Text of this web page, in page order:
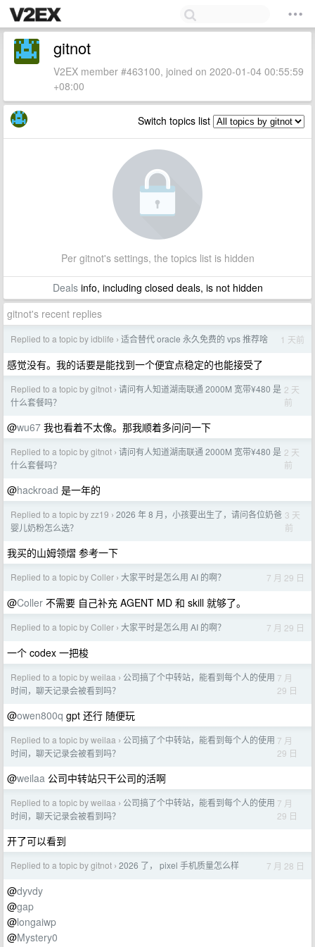
gitnot
V2EX member #463100, joined on 2020-01-04 00:55:59
+08:00
Switch topics list
Per gitnot's settings, the topics list is hidden
Dealsinfo, including closed deals, is not hidden
gitnot's recent replies
Replied to a topic by idblife › 适合替代 oracle 永久免费的 vps 推荐啥 1 天前
感觉没有。我的话要是能找到一个便宜点稳定的也能接受了
Replied to a topic by gitnot › 请问有人知道湖南联通 2000M 宽带¥480 是
什么套餐吗？
2 天
前
@wu67 我也看着不太像。那我顺着多问问一下
Replied to a topic by gitnot › 请问有人知道湖南联通 2000M 宽带¥480 是
什么套餐吗？
2 天
前
@hackroad 是一年的
Replied to a topic by zz19 › 2026 年 8 月，小孩要出生了，请问各位奶爸
婴儿奶粉怎么选？
3 天
前
我买的山姆领熠 参考一下
Replied to a topic by Coller › 大家平时是怎么用 AI 的啊？ 7 月 29 日
@Coller 不需要 自己补充 AGENT MD 和 skill 就够了。
Replied to a topic by Coller › 大家平时是怎么用 AI 的啊？ 7 月 29 日
一个 codex 一把梭
Replied to a topic by weilaa › 公司搞了个中转站，能看到每个人的使用
时间，聊天记录会被看到吗？
7 月
29 日
@owen800q gpt 还行 随便玩
Replied to a topic by weilaa › 公司搞了个中转站，能看到每个人的使用
时间，聊天记录会被看到吗？
7 月
29 日
@weilaa 公司中转站只干公司的活啊
Replied to a topic by weilaa › 公司搞了个中转站，能看到每个人的使用
时间，聊天记录会被看到吗？
7 月
29 日
开了可以看到
Replied to a topic by gitnot › 2026 了， pixel 手机质量怎么样 7 月 28 日
@dyvdy
@gap
@longaiwp
@Mystery0